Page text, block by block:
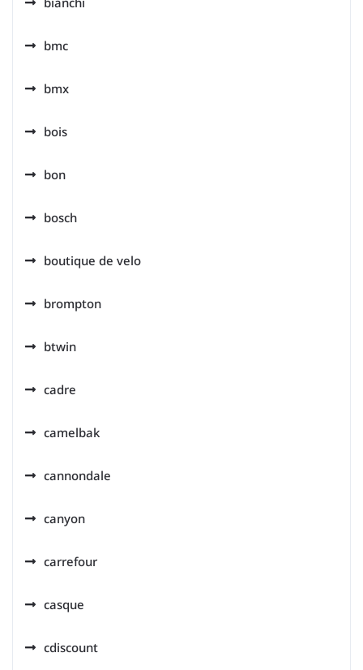
bmc
bmx
bois
bon
bosch
boutique de velo
brompton
btwin
cadre
camelbak
cannondale
canyon
carrefour
casque
cdiscount